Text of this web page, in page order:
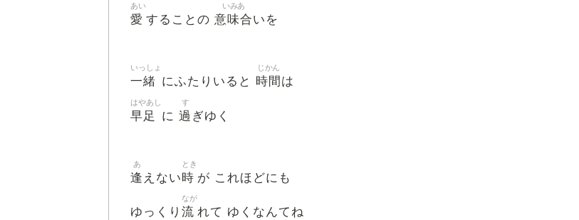
愛
あい
することの 意味合
いみあ
いを
一緒
いっしょ
にふたりいると 時間
じかん
は
早足
はやあし
に 過
す
ぎゆく
逢
あ
えない時
とき
が これほどにも
ゆっくり 流
なが
れて ゆくなんてね